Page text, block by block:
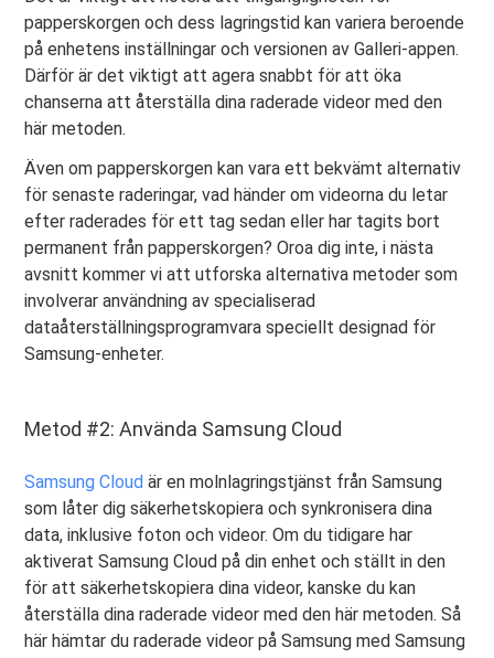
papperskorgen och dess lagringstid kan variera beroende
på enhetens inställningar och versionen av Galleri-appen.
Därför är det viktigt att agera snabbt för att öka
chanserna att återställa dina raderade videor med den
här metoden.
Även om papperskorgen kan vara ett bekvämt alternativ
för senaste raderingar, vad händer om videorna du letar
efter raderades för ett tag sedan eller har tagits bort
permanent från papperskorgen? Oroa dig inte, i nästa
avsnitt kommer vi att utforska alternativa metoder som
involverar användning av specialiserad
dataåterställningsprogramvara speciellt designad för
Samsung-enheter.
Metod #2: Använda Samsung Cloud
Samsung Cloud är en molnlagringstjänst från Samsung
som låter dig säkerhetskopiera och synkronisera dina
data, inklusive foton och videor. Om du tidigare har
aktiverat Samsung Cloud på din enhet och ställt in den
för att säkerhetskopiera dina videor, kanske du kan
återställa dina raderade videor med den här metoden. Så
här hämtar du raderade videor på Samsung med Samsung